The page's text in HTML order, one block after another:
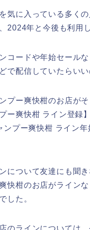
気に入っている多く
2024年と今後も利用
コードや年始セール
で配信していたらいい
プー爽快柑のお店が
ー爽快柑 ライン登録
プー爽快柑 ライン
について友達にも聞
快柑のお店がライン
した。